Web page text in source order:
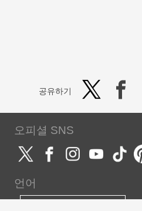
공유하기
오피셜 SNS
언어